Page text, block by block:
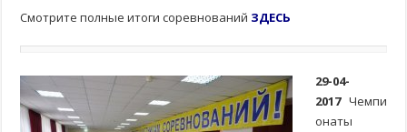
Смотрите полные итоги соревнований ЗДЕСЬ
29-04-
2017Чемпи
онаты